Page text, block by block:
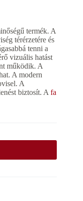
termék. A
térérzetére és
tenni a
vizuális hatást
működik. A
A modern
A
biztosít. A fa